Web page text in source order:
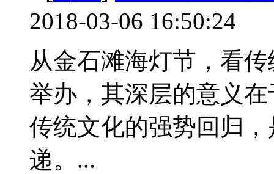
2018-03-06 16:50:24
从金石滩海灯节，看
举办，其深层的意义
传统文化的强势回归
递。...